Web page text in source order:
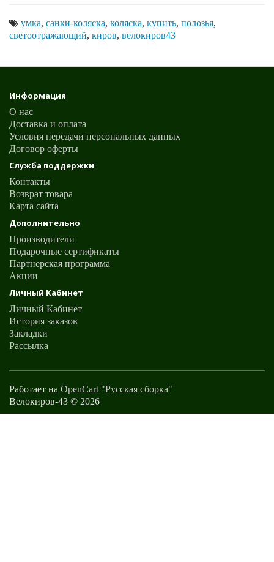
умка, санки-коляска, коляска, купить, полозья,
светоотражающий, киров, велокиров43
Информация
О нас
Доставка и оплата
Условия передачи персональных данных
Договор оферты
Служба поддержки
Контакты
Возврат товара
Карта сайта
Дополнительно
Производители
Подарочные сертификаты
Партнерская программа
Акции
Личный Кабинет
Личный Кабинет
История заказов
Закладки
Рассылка
Работает на OpenCart "Русская сборка"
Велокиров-43 © 2026